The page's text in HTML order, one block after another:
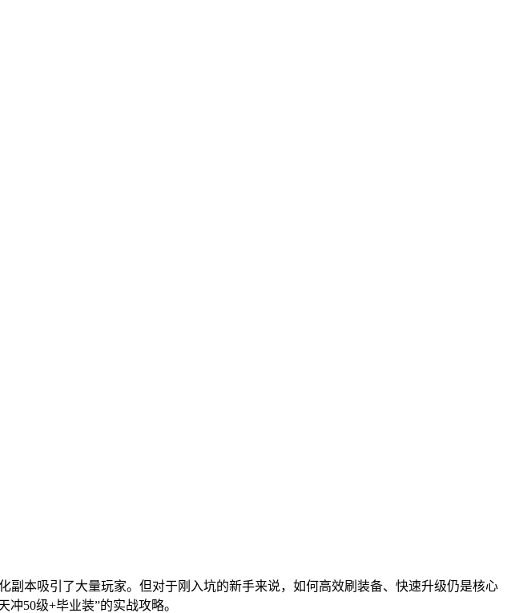
本吸引了大量玩家。但对于刚入坑的新手来说，如何高效刷装备、快速升级仍是核心
50级+毕业装”的实战攻略。